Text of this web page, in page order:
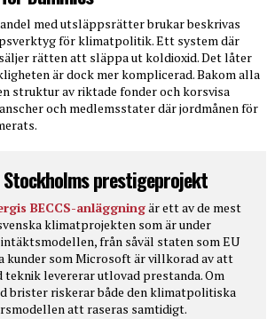
med utsläppsrätter brukar beskrivas
för klimatpolitik. Ett system där
rätten att släppa ut koldioxid. Det låter
är dock mer komplicerad. Bakom alla
struktur av riktade fonder och korsvisa
och medlemsstater där jordmånen för
prestigeprojekt
BECCS-anläggningär ett av de mest
klimatprojekten som är under
från såväl staten som EU
kunder som Microsoft är villkorad av att
teknik levererar utlovad prestanda. Om
brister riskerar både den klimatpolitiska
att raseras samtidigt.